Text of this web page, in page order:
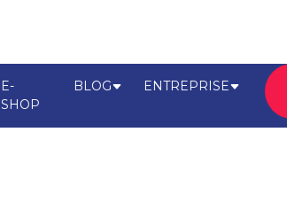
E-
SHOP
BLOG ENTREPRISE